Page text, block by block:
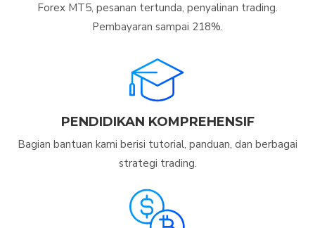
Forex MT5, pesanan tertunda, penyalinan trading.
Pembayaran sampai 218%.
PENDIDIKAN KOMPREHENSIF
Bagian bantuan kami berisi tutorial, panduan, dan berbagai
strategi trading.